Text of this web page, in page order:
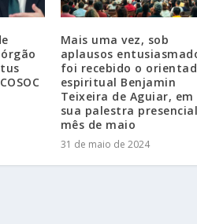
Mais uma vez, sob
aplausos
foi recebido o
espiritual Benjamin
Teixeira de Aguiar, em
sua palestra
mês de maio
31 de maio de 2024